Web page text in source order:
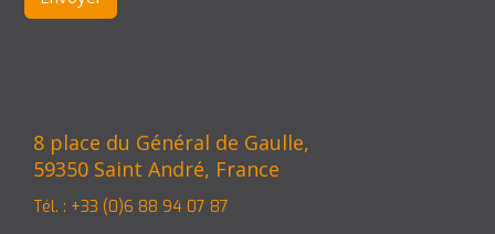
8 place du Général de Gaulle,
59350 Saint André, France
Tél. : +33 (0)6 88 94 07 87